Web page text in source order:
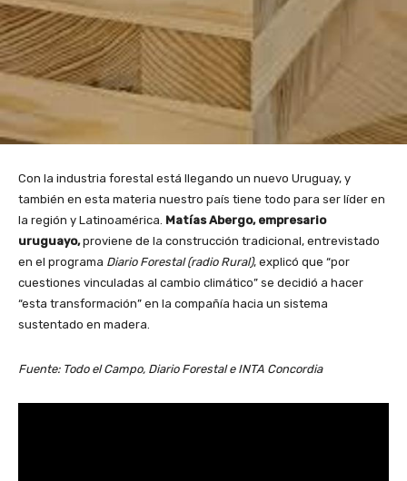
Con la industria forestal está llegando un nuevo Uruguay, y
también en esta materia nuestro país tiene todo para ser líder en
la región y Latinoamérica. Matías Abergo, empresario
uruguayo,proviene de la construcción tradicional, entrevistado
en el programa Diario Forestal (radio Rural), explicó que “por
cuestiones vinculadas al cambio climático” se decidió a hacer
“esta transformación” en la compañía hacia un sistema
sustentado en madera.
Fuente: Todo el Campo, Diario Forestal e INTA Concordia